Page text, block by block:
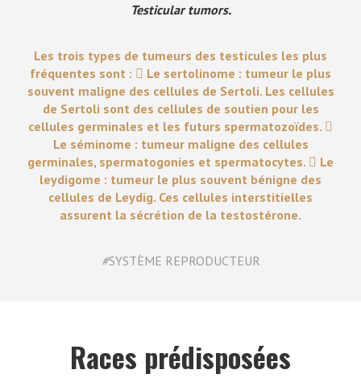
Testicular tumors.
Les trois types de tumeurs des testicules les plus
fréquentes sont :  Le sertolinome : tumeur le plus
souvent maligne des cellules de Sertoli. Les cellules
de Sertoli sont des cellules de soutien pour les
cellules germinales et les futurs spermatozoïdes. 
Le séminome : tumeur maligne des cellules
germinales, spermatogonies et spermatocytes.  Le
leydigome : tumeur le plus souvent bénigne des
cellules de Leydig. Ces cellules interstitielles
assurent la sécrétion de la testostérone.
#SYSTÈME REPRODUCTEUR
Races prédisposées